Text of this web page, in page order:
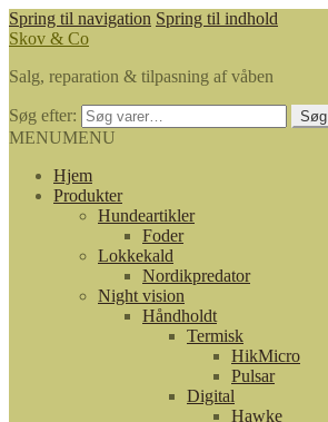
Spring til navigation Spring til indhold
Skov & Co
Salg, reparation & tilpasning af våben
Søg efter: Søg
MENUMENU
Hjem
Produkter
Hundeartikler
Foder
Lokkekald
Nordikpredator
Night vision
Håndholdt
Termisk
HikMicro
Pulsar
Digital
Hawke